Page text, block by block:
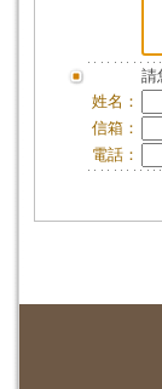
請
姓名：
信箱：
電話：